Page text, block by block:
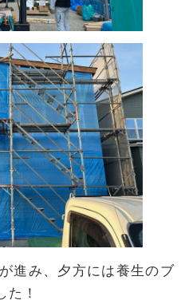
進み、夕方には養生のブ
た！